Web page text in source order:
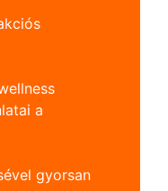
a
gyorsan